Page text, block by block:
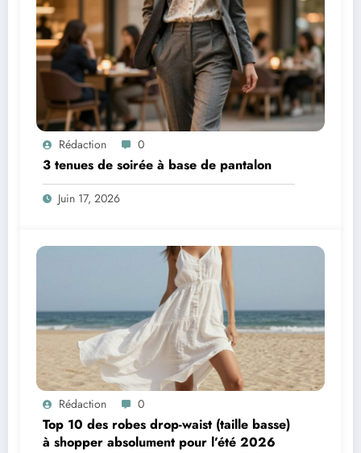
Rédaction 0
3 tenues de soirée à base de pantalon
Juin 17, 2026
Rédaction 0
Top 10 des robes drop-waist (taille basse)
à shopper absolument pour l’été 2026